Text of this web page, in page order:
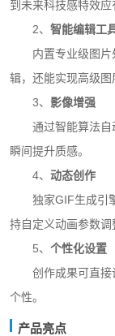
到未来科技感特效应
2、 智能编辑工
内置专业级图
辑，还能实现高级图
3、 影像增强
通过智能算法自
瞬间提升质感。
4、 动态创作
独家GIF生成引
持自定义动画参数调
5、 个性化设置
创作成果可直
个性。
产品亮点